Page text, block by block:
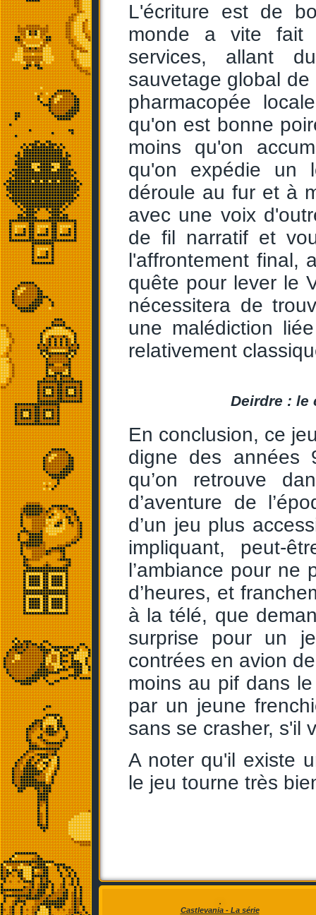
L'écriture est de
monde a vite fait
services, allant
sauvetage global
pharmacopée
qu'on est bonne
moins qu'on
qu'on expédie un
déroule au fur et à
avec une voix
de fil narratif et
l'affrontement final,
quête pour lever le
nécessitera de
une malédiction
relativement
Deirdre : le
En conclusion, ce
digne des années
qu’on retrouve
d’aventure de
d’un jeu plus
impliquant, peut-
l’ambiance pour ne
d’heures, et
à la télé, que
surprise pour un
contrées en avion
moins au pif dans
par un jeune
sans se crasher, s'il
A noter qu'il existe
le jeu tourne très
Castlevania - La série